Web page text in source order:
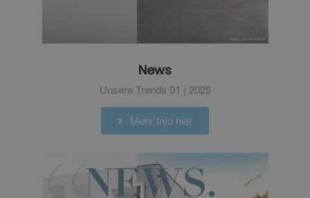
News
Unsere Trends 01 | 2025
Mehr Info hier